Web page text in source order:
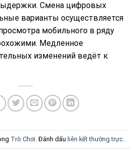
Смена цифровых
варианты осуществляется
мобильного в ряду
Медленное
изменений ведёт к
Trò Chơi . Đánh dấu liên kết thường trực.